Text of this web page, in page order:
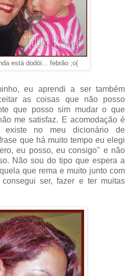
está dodói... febrão ;o(
eu aprendi a ser também
as coisas que não posso
que posso sim mudar o que
me satisfaz. E acomodação é
no meu dicionário de
que há muito tempo eu elegi
eu posso, eu consigo" e não
Não sou do tipo que espera a
que rema e muito junto com
ser, fazer e ter muitas